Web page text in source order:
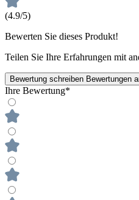
(4.9/5)
Bewerten Sie dieses Produkt!
Teilen Sie Ihre Erfahrungen mit
Bewertung schreiben Bewertungen
Ihre Bewertung*